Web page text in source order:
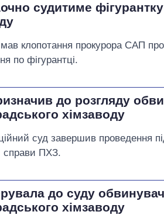
судитиме
клопотання прокурора САП
по фігурантці.
до розгляду
хімзаводу
суд завершив проведення
справи ПХЗ.
до суду
хімзаводу